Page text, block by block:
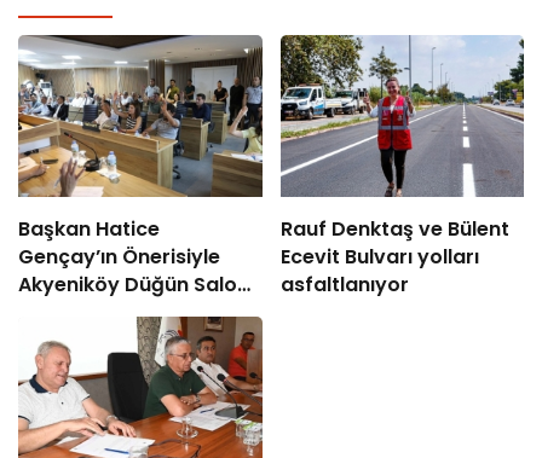
Başkan Hatice
Gençay’ın Önerisiyle
Akyeniköy Düğün Salonu
Yıl Sonuna Kadar
Ücretsiz
Rauf Denktaş ve Bülent
Ecevit Bulvarı yolları
asfaltlanıyor